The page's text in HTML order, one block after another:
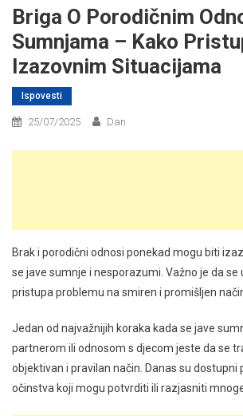
Briga O Porodičnim
Sumnjama – Kako
Izazovnim Situacijama
Ispovesti
25/07/2025 Dan
Brak i porodični odnosi ponekad mogu biti
se jave sumnje i nesporazumi. Važno je da
pristupa problemu na smiren i promišljen
Jedan od najvažnijih koraka kada se jave
partnerom ili odnosom s djecom jeste da se
objektivan i pravilan način. Danas su dostupni
očinstva koji mogu potvrditi ili razjasniti